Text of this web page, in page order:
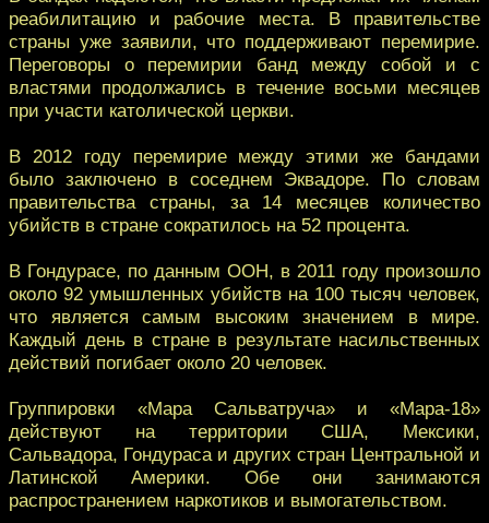
реабилитацию и рабочие места. В правительстве
страны уже заявили, что поддерживают перемирие.
Переговоры о перемирии банд между собой и с
властями продолжались в течение восьми месяцев
при участи католической церкви.
В 2012 году перемирие между этими же бандами
было заключено в соседнем Эквадоре. По словам
правительства страны, за 14 месяцев количество
убийств в стране сократилось на 52 процента.
В Гондурасе, по данным ООН, в 2011 году произошло
около 92 умышленных убийств на 100 тысяч человек,
что является самым высоким значением в мире.
Каждый день в стране в результате насильственных
действий погибает около 20 человек.
Группировки «Мара Сальватруча» и «Мара-18»
действуют на территории США, Мексики,
Сальвадора, Гондураса и других стран Центральной и
Латинской Америки. Обе они занимаются
распространением наркотиков и вымогательством.